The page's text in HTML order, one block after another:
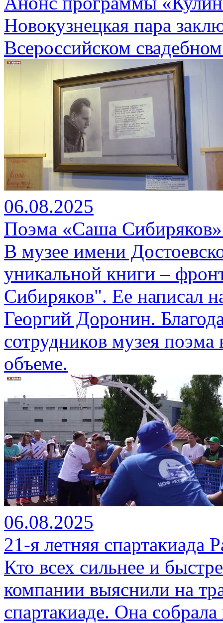
Новокузнецкая пара
Всероссийском
06.08.2025
Поэма «Саша Сибиряков»
В музее имени
уникальной книги –
Сибиряков". Ее написал
Георгий Доронин.
сотрудников музея
объеме.
06.08.2025
21-я летняя спартакиада
Кто всех сильнее и
компании выяснили на
спартакиаде. Она